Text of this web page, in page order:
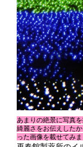
あまりの絶景に写真
綺麗さをお伝えした
った画像を載せてみ